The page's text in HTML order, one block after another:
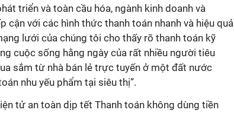
triển và toàn cầu hóa, ngành kinh doanh và
cận với các hình thức thanh toán nhanh và hiệu quả
lưới của chúng tôi cho thấy rõ thanh toán kỹ
cuộc sống hằng ngày của rất nhiều người tiêu
sắm từ nhà bán lẻ trực tuyến ở một đất nước
nhu yếu phẩm tại siêu thị”.
tử an toàn dịp tết Thanh toán không dùng tiền